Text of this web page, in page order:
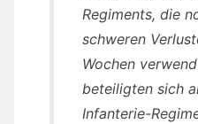
Regiments, die
schweren
Wochen
beteiligten sich
Infanterie-